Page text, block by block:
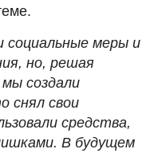
меры и
но, решая
создали
снял свои
средства,
В будущем